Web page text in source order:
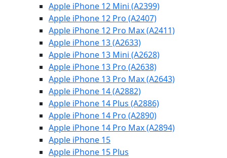
Apple iPhone 12 Mini (A2399)
Apple iPhone 12 Pro (A2407)
Apple iPhone 12 Pro Max (A2411)
Apple iPhone 13 (A2633)
Apple iPhone 13 Mini (A2628)
Apple iPhone 13 Pro (A2638)
Apple iPhone 13 Pro Max (A2643)
Apple iPhone 14 (A2882)
Apple iPhone 14 Plus (A2886)
Apple iPhone 14 Pro (A2890)
Apple iPhone 14 Pro Max (A2894)
Apple iPhone 15
Apple iPhone 15 Plus